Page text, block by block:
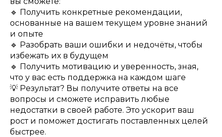
🔹 Получить конкретные рекомендации,
основанные на вашем текущем уровне знаний
и опыте
🔹 Разобрать ваши ошибки и недочёты, чтобы
избежать их в будущем
🔹 Получить мотивацию и уверенность, зная,
что у вас есть поддержка на каждом шаге
💡 Результат? Вы получите ответы на все
вопросы и сможете исправить любые
недостатки в своей работе. Это ускорит ваш
рост и поможет достигать поставленных целей
быстрее.